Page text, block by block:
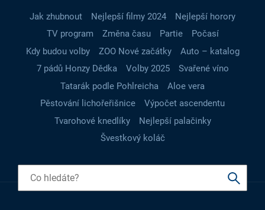
Jak zhubnout Nejlepší filmy 2024
Nejlepší horory
TV program
Změna času Partie
Počasí
Kdy budou volby
ZOO Nové začátky
Auto – katalog
7 pádů Honzy Dědka
Volby 2025
Svařené víno
Tatarák podle Pohlreicha
Aloe vera
Pěstování lichořeřišnice
Výpočet ascendentu
Tvarohové knedlíky
Nejlepší palačinky
Švestkový koláč